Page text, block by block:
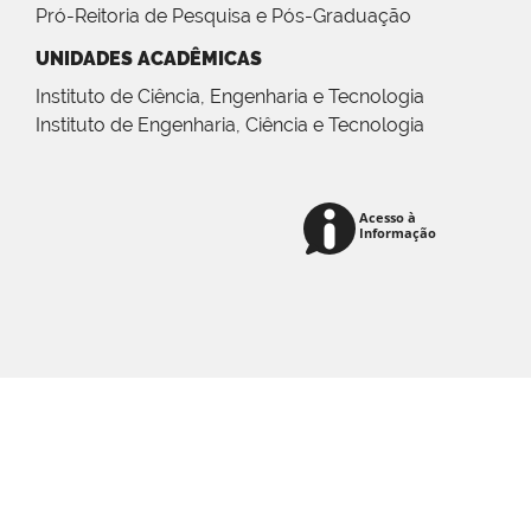
Pró-Reitoria de Pesquisa e Pós-Graduação
UNIDADES ACADÊMICAS
Instituto de Ciência, Engenharia e Tecnologia
Instituto de Engenharia, Ciência e Tecnologia